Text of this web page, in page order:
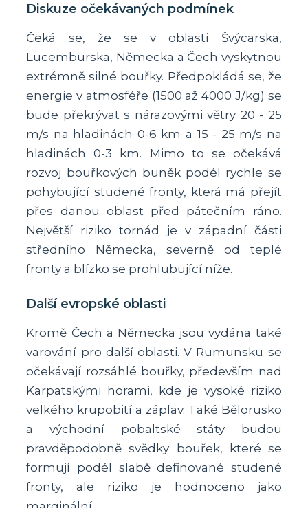
Diskuze očekávaných podmínek
Čeká se, že se v oblasti Švýcarska,
Lucemburska, Německa a Čech vyskytnou
extrémně silné bouřky. Předpokládá se, že
energie v atmosféře (1500 až 4000 J/kg) se
bude překrývat s nárazovými větry 20 - 25
m/s na hladinách 0-6 km a 15 - 25 m/s na
hladinách 0-3 km. Mimo to se očekává
rozvoj bouřkových buněk podél rychle se
pohybující studené fronty, která má přejít
přes danou oblast před pátečním ráno.
Největší riziko tornád je v západní části
středního Německa, severně od teplé
fronty a blízko se prohlubující níže.
Další evropské oblasti
Kromě Čech a Německa jsou vydána také
varování pro další oblasti. V Rumunsku se
očekávají rozsáhlé bouřky, především nad
Karpatskými horami, kde je vysoké riziko
velkého krupobití a záplav. Také Bělorusko
a východní pobaltské státy budou
pravděpodobně svědky bouřek, které se
formují podél slabě definované studené
fronty, ale riziko je hodnoceno jako